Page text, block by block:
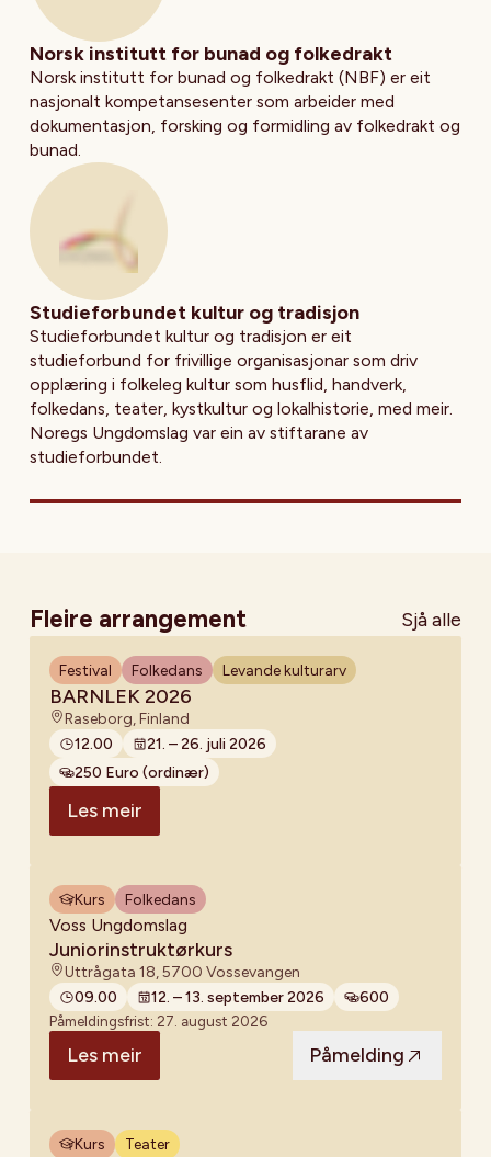
Besøk nettsiden til
Norsk institutt for bunad og folkedrakt
Norsk institutt for bunad og folkedrakt (NBF) er eit
nasjonalt kompetansesenter som arbeider med
dokumentasjon, forsking og formidling av folkedrakt og
bunad.
Besøk nettsiden til
Studieforbundet kultur og tradisjon
Studieforbundet kultur og tradisjon er eit
studieforbund for frivillige organisasjonar som driv
opplæring i folkeleg kultur som husflid, handverk,
folkedans, teater, kystkultur og lokalhistorie, med meir.
Noregs Ungdomslag var ein av stiftarane av
studieforbundet.
Fleire arrangement Sjå alle
Festival Folkedans Levande kulturarv
BARNLEK 2026
Raseborg, Finland
12.00
21. – 26. juli 2026
250 Euro (ordinær)
Les meir
Kurs Folkedans
Voss Ungdomslag
Juniorinstruktørkurs
Uttrågata 18, 5700 Vossevangen
09.00
12. – 13. september 2026 600
Påmeldingsfrist: 27. august 2026
Les meir Påmelding
Kurs Teater